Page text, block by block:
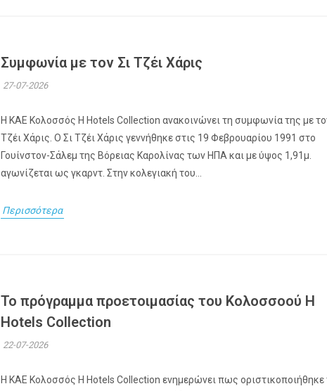
Συμφωνία με τον Σι Τζέι Χάρις
27-07-2026
Η ΚΑΕ Κολοσσός H Hotels Collection ανακοινώνει τη συμφωνία της με
Τζέι Χάρις. Ο Σι Τζέι Χάρις γεννήθηκε στις 19 Φεβρουαρίου 1991 στο
Γουίνστον-Σάλεμ της Βόρειας Καρολίνας των ΗΠΑ και με ύψος 1,91μ.
αγωνίζεται ως γκαρντ. Στην κολεγιακή του...
Περισσότερα
Το πρόγραμμα προετοιμασίας του Κολοσσoού H
Hotels Collection
22-07-2026
Η ΚΑΕ Κολοσσός H Hotels Collection ενημερώνει πως οριστικοποιήθηκε